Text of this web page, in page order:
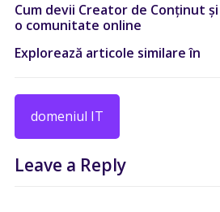
Cum devii Creator de Conținut
o comunitate online
Explorează articole similare în
domeniul IT
Leave a Reply